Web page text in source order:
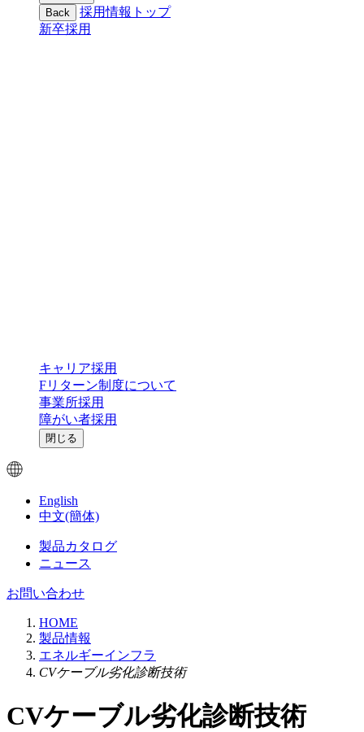
Back
採用情報トップ
新卒採用
キャリア採用
Fリターン制度について
事業所採用
障がい者採用
閉じる
English
中文(簡体)
製品カタログ
ニュース
お問い合わせ
HOME
製品情報
エネルギーインフラ
CVケーブル劣化診断技術
CVケーブル劣化診断技術